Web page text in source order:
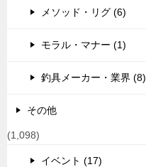
メソッド・リグ (6)
モラル・マナー (1)
釣具メーカー・業界 (8)
その他
(1,098)
イベント (17)